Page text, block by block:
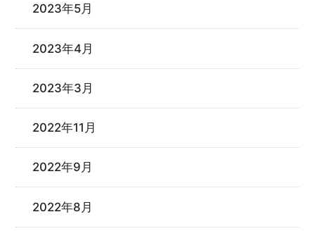
2023年5月
2023年4月
2023年3月
2022年11月
2022年9月
2022年8月